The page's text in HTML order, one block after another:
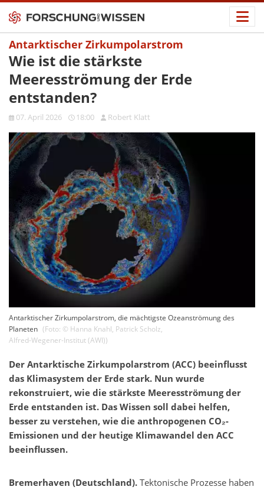
Antarktischer Zirkumpolarstrom
Wie ist die stärkste
Meeresströmung der Erde
entstanden?
07. April 2026 18:00 Robert Klatt
Antarktischer Zirkumpolarstrom, die mächtigste Ozeanströmung des
Planeten (Foto: © Hanna Knahl, Patrick Scholz,
Alfred-Wegener-Institut (AWI))
Der Antarktische Zirkumpolarstrom (ACC) beeinflusst
das Klimasystem der Erde stark. Nun wurde
rekonstruiert, wie die stärkste Meeresströmung der
Erde entstanden ist. Das Wissen soll dabei helfen,
besser zu verstehen, wie die anthropogenen CO₂-
Emissionen und der heutige Klimawandel den ACC
beeinflussen.
Bremerhaven (Deutschland).Tektonische Prozesse haben